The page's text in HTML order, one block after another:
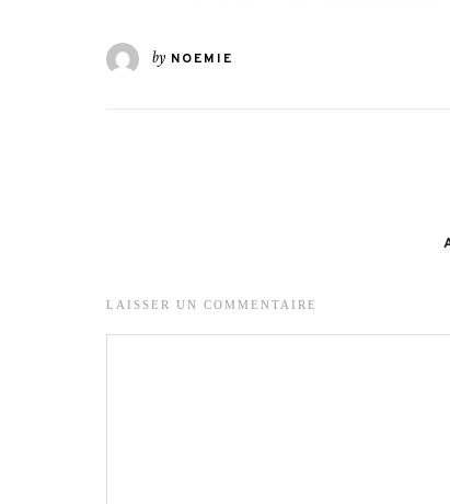
by NOEMIE
LAISSER UN COMMENTAIRE